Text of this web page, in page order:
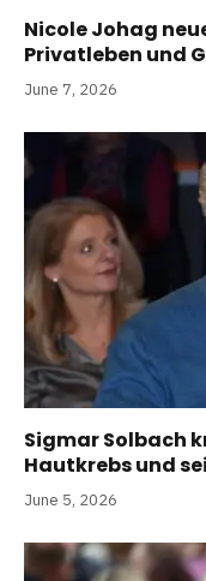
Nicole Johag
Privatleben und
June 7, 2026
Sigmar Solbach
Hautkrebs und
June 5, 2026